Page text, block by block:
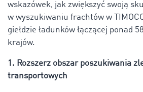
wskazówek, jak zwiększyć swoją
w wyszukiwaniu frachtów w
giełdzie ładunków łączącej ponad
krajów.
1. Rozszerz obszar poszukiwania
transportowych